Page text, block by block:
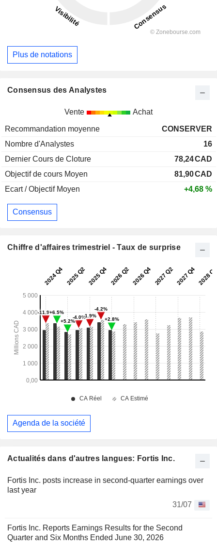
Actualités dans d'autres langues: Fortis Inc.
Fortis Inc. posts increase in second-quarter earnings over
last year
31/07
Fortis Inc. Reports Earnings Results for the Second
Quarter and Six Months Ended June 30, 2026
Plus de notations
Consensus des Analystes
Vente Achat
Recommandation moyenne
CONSERVER
Nombre d'Analystes
16
Dernier Cours de Cloture
78,24CAD
Objectif de cours Moyen
81,90CAD
Ecart / Objectif Moyen
+4,68 %
Consensus
Chiffre d'affaires trimestriel - Taux de surprise
Agenda de la société